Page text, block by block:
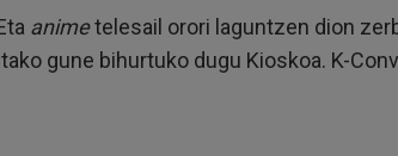
animetelesail orori laguntzen dion
gune bihurtuko dugu Kioskoa. K-